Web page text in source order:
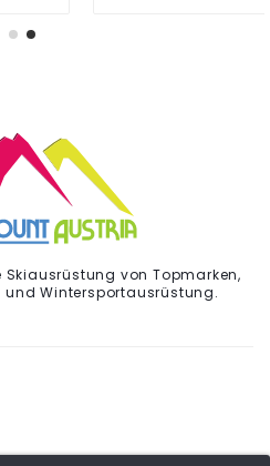
Skiausrüstung von Topmarken,
Wintersportausrüstung.